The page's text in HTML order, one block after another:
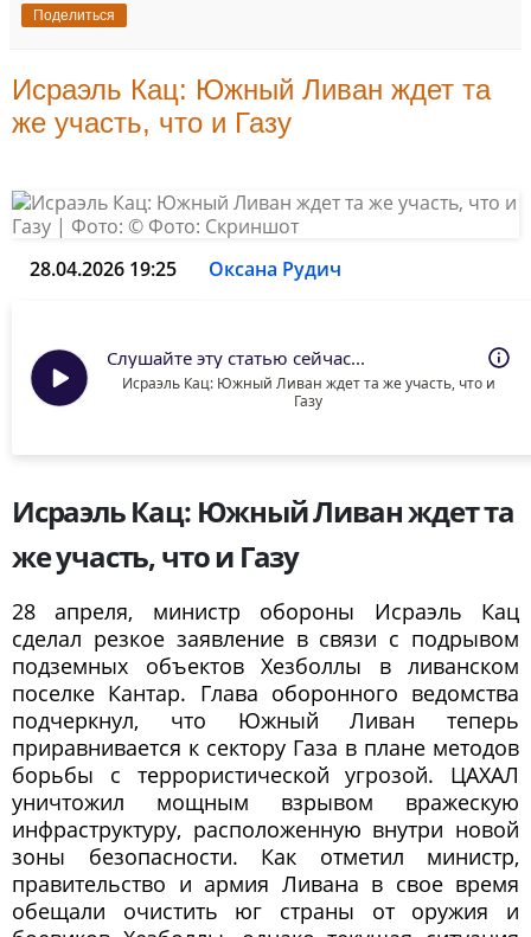
Поделиться
Исраэль Кац: Южный Ливан ждет та
же участь, что и Газу
28.04.2026 19:25 Оксана Рудич
Слушайте эту статью сейчас...
Исраэль Кац: Южный Ливан ждет та же участь, что и
Газу
Исраэль Кац: Южный Ливан ждет та
же участь, что и Газу
28 апреля, министр обороны Исраэль Кац
сделал резкое заявление в связи с подрывом
подземных объектов Хезболлы в ливанском
поселке Кантар. Глава оборонного ведомства
подчеркнул, что Южный Ливан теперь
приравнивается к сектору Газа в плане методов
борьбы с террористической угрозой. ЦАХАЛ
уничтожил мощным взрывом вражескую
инфраструктуру, расположенную внутри новой
зоны безопасности. Как отметил министр,
правительство и армия Ливана в свое время
обещали очистить юг страны от оружия и